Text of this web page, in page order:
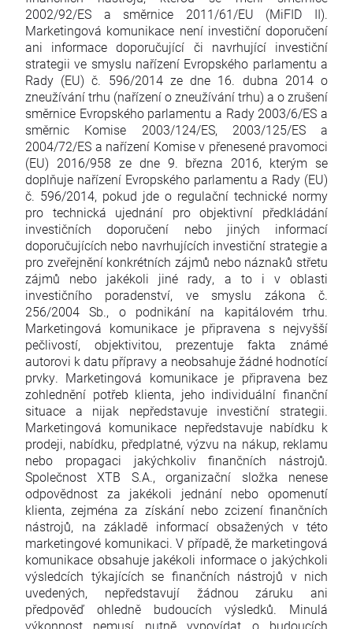
2002/92/ES a směrnice 2011/61/EU (MiFID II).
Marketingová komunikace není investiční doporučení
ani informace doporučující či navrhující investiční
strategii ve smyslu nařízení Evropského parlamentu a
Rady (EU) č. 596/2014 ze dne 16. dubna 2014 o
zneužívání trhu (nařízení o zneužívání trhu) a o zrušení
směrnice Evropského parlamentu a Rady 2003/6/ES a
směrnic Komise 2003/124/ES, 2003/125/ES a
2004/72/ES a nařízení Komise v přenesené pravomoci
(EU) 2016/958 ze dne 9. března 2016, kterým se
doplňuje nařízení Evropského parlamentu a Rady (EU)
č. 596/2014, pokud jde o regulační technické normy
pro technická ujednání pro objektivní předkládání
investičních doporučení nebo jiných informací
doporučujících nebo navrhujících investiční strategie a
pro zveřejnění konkrétních zájmů nebo náznaků střetu
zájmů nebo jakékoli jiné rady, a to i v oblasti
investičního poradenství, ve smyslu zákona č.
256/2004 Sb., o podnikání na kapitálovém trhu.
Marketingová komunikace je připravena s nejvyšší
pečlivostí, objektivitou, prezentuje fakta známé
autorovi k datu přípravy a neobsahuje žádné hodnotící
prvky. Marketingová komunikace je připravena bez
zohlednění potřeb klienta, jeho individuální finanční
situace a nijak nepředstavuje investiční strategii.
Marketingová komunikace nepředstavuje nabídku k
prodeji, nabídku, předplatné, výzvu na nákup, reklamu
nebo propagaci jakýchkoliv finančních nástrojů.
Společnost XTB S.A., organizační složka nenese
odpovědnost za jakékoli jednání nebo opomenutí
klienta, zejména za získání nebo zcizení finančních
nástrojů, na základě informací obsažených v této
marketingové komunikaci. V případě, že marketingová
komunikace obsahuje jakékoli informace o jakýchkoli
výsledcích týkajících se finančních nástrojů v nich
uvedených, nepředstavují žádnou záruku ani
předpověď ohledně budoucích výsledků. Minulá
výkonnost nemusí nutně vypovídat o budoucích